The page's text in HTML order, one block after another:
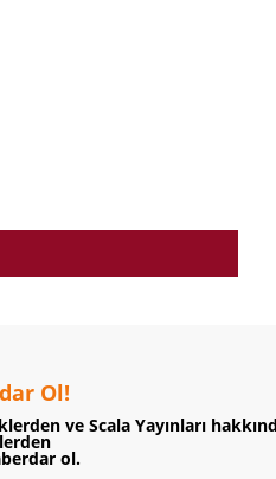
Ol!
ve Scala Yayınları
ol.